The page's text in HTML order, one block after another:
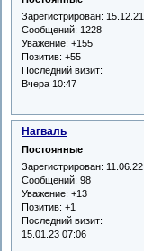
Зарегистрирован: 15.12.21
Сообщений: 1228
Уважение: +155
Позитив: +55
Последний визит:
Вчера 10:47
Нагваль
Постоянные
Зарегистрирован: 11.06.22
Сообщений: 98
Уважение: +13
Позитив: +1
Последний визит:
15.01.23 07:06